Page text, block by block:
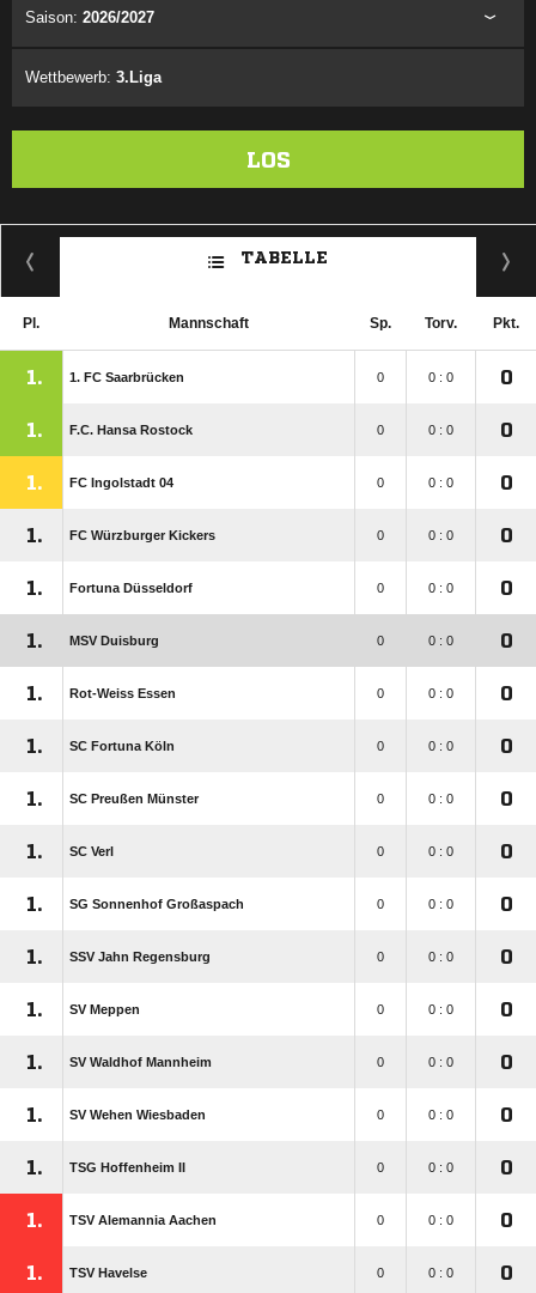
Saison: 2026/2027
Wettbewerb: 3.Liga
LOS
TABELLE
Pl. Mannschaft Sp. Torv. Pkt.
1. 1. FC Saarbrücken 0 0 : 0 0
1. F.C. Hansa Rostock 0 0 : 0 0
1. FC Ingolstadt 04 0 0 : 0 0
1. FC Würzburger Kickers 0 0 : 0 0
1. Fortuna Düsseldorf 0 0 : 0 0
1. MSV Duisburg 0 0 : 0 0
1. Rot-Weiss Essen 0 0 : 0 0
1. SC Fortuna Köln 0 0 : 0 0
1. SC Preußen Münster 0 0 : 0 0
1. SC Verl 0 0 : 0 0
1. SG Sonnenhof Großaspach 0 0 : 0 0
1. SSV Jahn Regensburg 0 0 : 0 0
1. SV Meppen 0 0 : 0 0
1. SV Waldhof Mannheim 0 0 : 0 0
1. SV Wehen Wiesbaden 0 0 : 0 0
1. TSG Hoffenheim II 0 0 : 0 0
1. TSV Alemannia Aachen 0 0 : 0 0
1. TSV Havelse 0 0 : 0 0